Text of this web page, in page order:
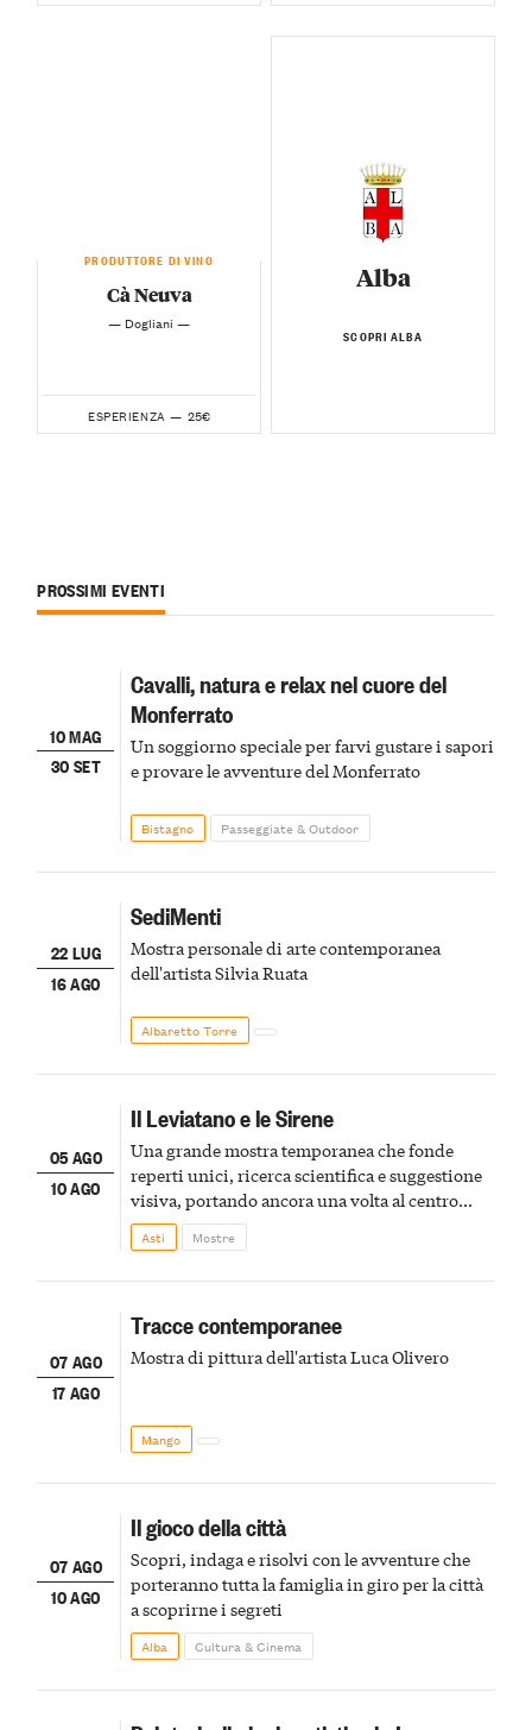
PRODUTTORE DI VINO
Cà Neuva
— Dogliani —
ESPERIENZA — 25€
Alba
SCOPRI ALBA
PROSSIMI EVENTI
10 MAG
30 SET
Cavalli, natura e relax nel cuore del
Monferrato
Un soggiorno speciale per farvi gustare i sapori
e provare le avventure del Monferrato
Bistagno Passeggiate & Outdoor
22 LUG
16 AGO
SediMenti
Mostra personale di arte contemporanea
dell'artista Silvia Ruata
Albaretto Torre
05 AGO
10 AGO
Il Leviatano e le Sirene
Una grande mostra temporanea che fonde
reperti unici, ricerca scientifica e suggestione
visiva, portando ancora una volta al centro
della scena le meraviglie del passato astigiano
Asti Mostre
07 AGO
17 AGO
Tracce contemporanee
Mostra di pittura dell'artista Luca Olivero
Mango
07 AGO
10 AGO
Il gioco della città
Scopri, indaga e risolvi con le avventure che
porteranno tutta la famiglia in giro per la città
a scoprirne i segreti
Alba Cultura & Cinema